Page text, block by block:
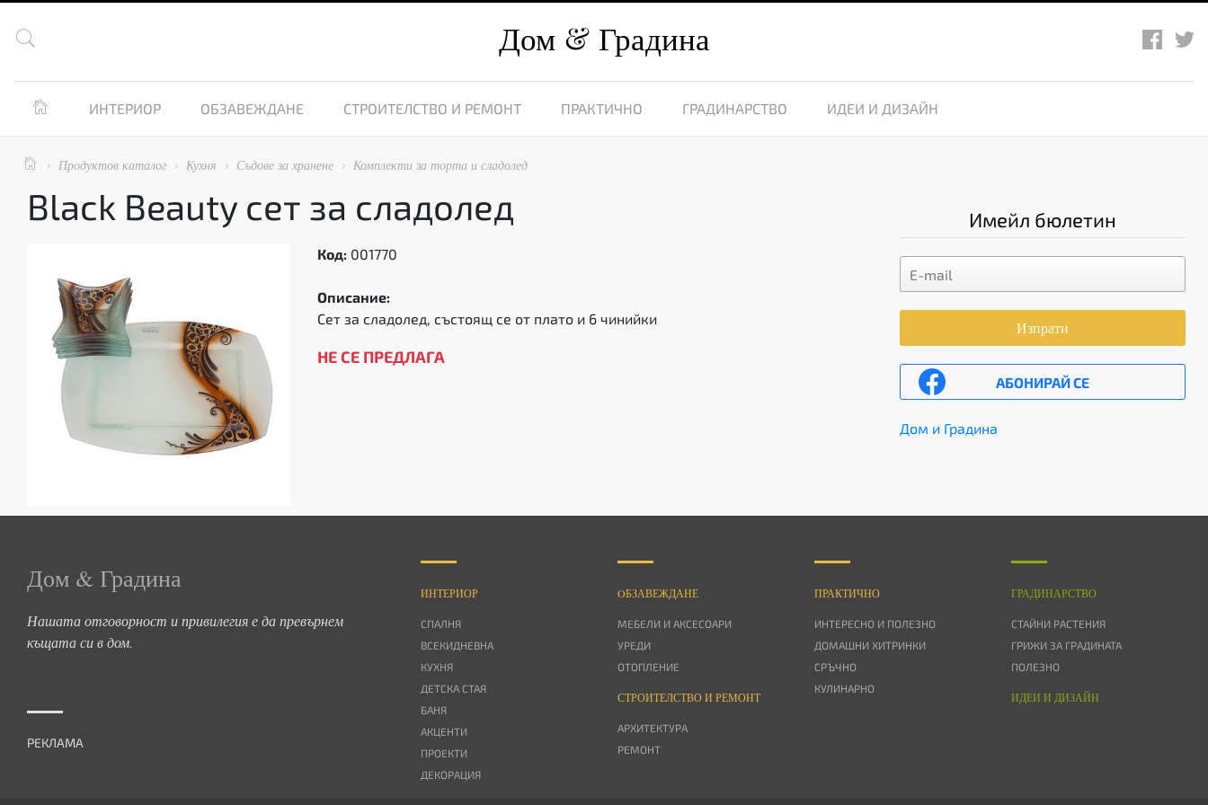
 Дом Градина
 ИНТЕРИОР ОБЗАВЕЖДАНЕ СТРОИТЕЛСТВО И РЕМОНТ ПРАКТИЧНО ГРАДИНАРСТВО ИДЕИ И ДИЗАЙН
  Продуктов каталог  Кухня  Съдове за хранене  Комплекти за торта и сладолед
Black Beauty сет за сладолед
Код: 001770
Описание:
Сет за сладолед, състоящ се от плато и 6 чинийки
НЕ СЕ ПРЕДЛАГА
Имейл бюлетин
Изпрати
АБОНИРАЙ СЕ
Дом и Градина
Дом & Градина
Нашата отговорност и привилегия е да превърнем
къщата си в дом.
РЕКЛАМА
ИНТЕРИОР
СПАЛНЯ
ВСЕКИДНЕВНА
КУХНЯ
ДЕТСКА СТАЯ
БАНЯ
АКЦЕНТИ
ПРОЕКТИ
ДЕКОРАЦИЯ
OБЗАВЕЖДАНЕ
МЕБЕЛИ И АКСЕСОАРИ
УРЕДИ
ОТОПЛЕНИЕ
СТРОИТЕЛСТВО И РЕМОНТ
АРХИТЕКТУРА
РЕМОНТ
ПРАКТИЧНО
ИНТЕРЕСНО И ПОЛЕЗНО
ДОМАШНИ ХИТРИНКИ
СРЪЧНО
КУЛИНАРНО
ГРАДИНАРСТВО
СТАЙНИ РАСТЕНИЯ
ГРИЖИ ЗА ГРАДИНАТА
ПОЛЕЗНО
ИДЕИ И ДИЗАЙН